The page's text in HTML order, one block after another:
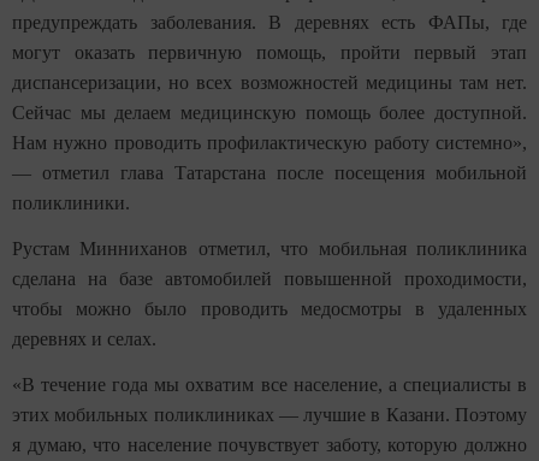
предупреждать заболевания. В деревнях есть ФАПы, где
могут оказать первичную помощь, пройти первый этап
диспансеризации, но всех возможностей медицины там нет.
Сейчас мы делаем медицинскую помощь более доступной.
Нам нужно проводить профилактическую работу системно»,
— отметил глава Татарстана после посещения мобильной
поликлиники.
Рустам Минниханов отметил, что мобильная поликлиника
сделана на базе автомобилей повышенной проходимости,
чтобы можно было проводить медосмотры в удаленных
деревнях и селах.
«В течение года мы охватим все население, а специалисты в
этих мобильных поликлиниках — лучшие в Казани. Поэтому
я думаю, что население почувствует заботу, которую должно